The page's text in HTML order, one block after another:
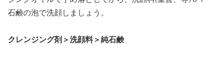
石鹸の泡で洗顔しましょう。
クレンジング剤＞洗顔料＞純石鹸